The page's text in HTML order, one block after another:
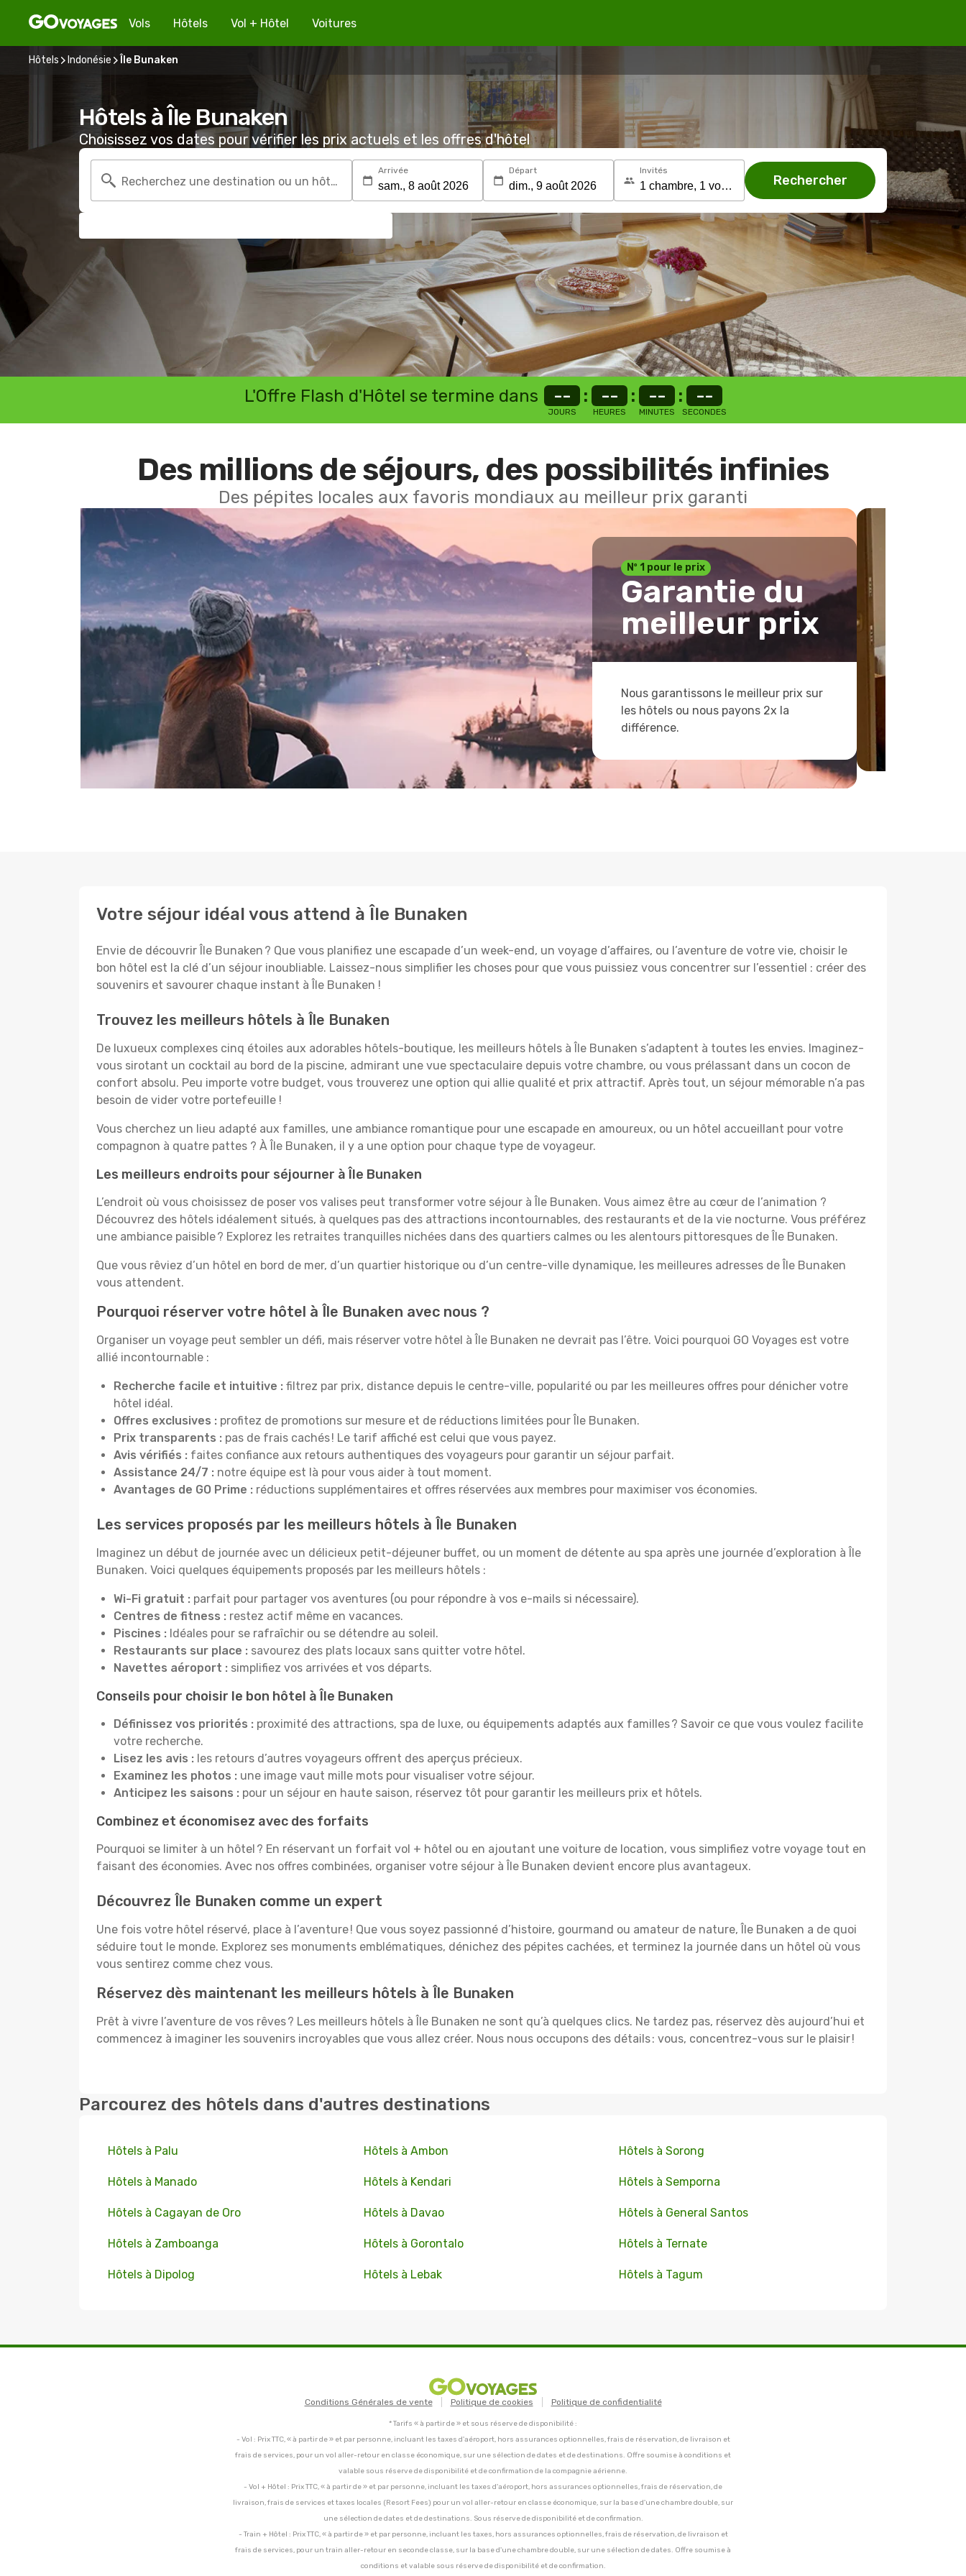
Vols Hôtels Vol + Hôtel Voitures
Hôtels Indonésie Île Bunaken
Hôtels à Île Bunaken
Choisissez vos dates pour vérifier les prix actuels et les offres d'hôtel
Recherchez une destination ou un hôtel
Arrivée Départ Invités
Rechercher
L'Offre Flash d'Hôtel se termine dans --
JOURS
: --
HEURES
: --
MINUTES
: --
SECONDES
Des millions de séjours, des possibilités infinies
Des pépites locales aux favoris mondiaux au meilleur prix garanti
Nº 1 pour le prix
Garantie du
meilleur prix
Nous garantissons le meilleur prix sur
les hôtels ou nous payons 2x la
différence.
Votre séjour idéal vous attend à Île Bunaken
Envie de découvrir Île Bunaken ? Que vous planifiez une escapade d’un week-end, un voyage d’affaires, ou l’aventure de votre vie, choisir le
bon hôtel est la clé d’un séjour inoubliable. Laissez-nous simplifier les choses pour que vous puissiez vous concentrer sur l’essentiel : créer des
souvenirs et savourer chaque instant à Île Bunaken !
Trouvez les meilleurs hôtels à Île Bunaken
De luxueux complexes cinq étoiles aux adorables hôtels-boutique, les meilleurs hôtels à Île Bunaken s’adaptent à toutes les envies. Imaginez-
vous sirotant un cocktail au bord de la piscine, admirant une vue spectaculaire depuis votre chambre, ou vous prélassant dans un cocon de
confort absolu. Peu importe votre budget, vous trouverez une option qui allie qualité et prix attractif. Après tout, un séjour mémorable n’a pas
besoin de vider votre portefeuille !
Vous cherchez un lieu adapté aux familles, une ambiance romantique pour une escapade en amoureux, ou un hôtel accueillant pour votre
compagnon à quatre pattes ? À Île Bunaken, il y a une option pour chaque type de voyageur.
Les meilleurs endroits pour séjourner à Île Bunaken
L’endroit où vous choisissez de poser vos valises peut transformer votre séjour à Île Bunaken. Vous aimez être au cœur de l’animation ?
Découvrez des hôtels idéalement situés, à quelques pas des attractions incontournables, des restaurants et de la vie nocturne. Vous préférez
une ambiance paisible ? Explorez les retraites tranquilles nichées dans des quartiers calmes ou les alentours pittoresques de Île Bunaken.
Que vous rêviez d’un hôtel en bord de mer, d’un quartier historique ou d’un centre-ville dynamique, les meilleures adresses de Île Bunaken
vous attendent.
Pourquoi réserver votre hôtel à Île Bunaken avec nous ?
Organiser un voyage peut sembler un défi, mais réserver votre hôtel à Île Bunaken ne devrait pas l’être. Voici pourquoi GO Voyages est votre
allié incontournable :
Recherche facile et intuitive : filtrez par prix, distance depuis le centre-ville, popularité ou par les meilleures offres pour dénicher votre
hôtel idéal.
Offres exclusives : profitez de promotions sur mesure et de réductions limitées pour Île Bunaken.
Prix transparents : pas de frais cachés ! Le tarif affiché est celui que vous payez.
Avis vérifiés : faites confiance aux retours authentiques des voyageurs pour garantir un séjour parfait.
Assistance 24/7 : notre équipe est là pour vous aider à tout moment.
Avantages de GO Prime : réductions supplémentaires et offres réservées aux membres pour maximiser vos économies.
Les services proposés par les meilleurs hôtels à Île Bunaken
Imaginez un début de journée avec un délicieux petit-déjeuner buffet, ou un moment de détente au spa après une journée d’exploration à Île
Bunaken. Voici quelques équipements proposés par les meilleurs hôtels :
Wi-Fi gratuit : parfait pour partager vos aventures (ou pour répondre à vos e-mails si nécessaire).
Centres de fitness : restez actif même en vacances.
Piscines : Idéales pour se rafraîchir ou se détendre au soleil.
Restaurants sur place : savourez des plats locaux sans quitter votre hôtel.
Navettes aéroport : simplifiez vos arrivées et vos départs.
Conseils pour choisir le bon hôtel à Île Bunaken
Définissez vos priorités : proximité des attractions, spa de luxe, ou équipements adaptés aux familles ? Savoir ce que vous voulez facilite
votre recherche.
Lisez les avis : les retours d’autres voyageurs offrent des aperçus précieux.
Examinez les photos : une image vaut mille mots pour visualiser votre séjour.
Anticipez les saisons : pour un séjour en haute saison, réservez tôt pour garantir les meilleurs prix et hôtels.
Combinez et économisez avec des forfaits
Pourquoi se limiter à un hôtel ? En réservant un forfait vol + hôtel ou en ajoutant une voiture de location, vous simplifiez votre voyage tout en
faisant des économies. Avec nos offres combinées, organiser votre séjour à Île Bunaken devient encore plus avantageux.
Découvrez Île Bunaken comme un expert
Une fois votre hôtel réservé, place à l’aventure ! Que vous soyez passionné d’histoire, gourmand ou amateur de nature, Île Bunaken a de quoi
séduire tout le monde. Explorez ses monuments emblématiques, dénichez des pépites cachées, et terminez la journée dans un hôtel où vous
vous sentirez comme chez vous.
Réservez dès maintenant les meilleurs hôtels à Île Bunaken
Prêt à vivre l’aventure de vos rêves ? Les meilleurs hôtels à Île Bunaken ne sont qu’à quelques clics. Ne tardez pas, réservez dès aujourd’hui et
commencez à imaginer les souvenirs incroyables que vous allez créer. Nous nous occupons des détails : vous, concentrez-vous sur le plaisir !
Parcourez des hôtels dans d'autres destinations
Hôtels à Palu Hôtels à Ambon Hôtels à Sorong
Hôtels à Manado Hôtels à Kendari Hôtels à Semporna
Hôtels à Cagayan de Oro Hôtels à Davao Hôtels à General Santos
Hôtels à Zamboanga Hôtels à Gorontalo Hôtels à Ternate
Hôtels à Dipolog Hôtels à Lebak Hôtels à Tagum
Conditions Générales de vente Politique de cookies Politique de confidentialité
* Tarifs « à partir de » et sous réserve de disponibilité :
- Vol : Prix TTC, « à partir de » et par personne, incluant les taxes d'aéroport, hors assurances optionnelles, frais de réservation, de livraison et
frais de services, pour un vol aller-retour en classe économique, sur une sélection de dates et de destinations. Offre soumise à conditions et
valable sous réserve de disponibilité et de confirmation de la compagnie aérienne.
- Vol + Hôtel : Prix TTC, « à partir de » et par personne, incluant les taxes d'aéroport, hors assurances optionnelles, frais de réservation, de
livraison, frais de services et taxes locales (Resort Fees) pour un vol aller-retour en classe économique, sur la base d'une chambre double, sur
une sélection de dates et de destinations. Sous réserve de disponibilité et de confirmation.
- Train + Hôtel : Prix TTC, « à partir de » et par personne, incluant les taxes, hors assurances optionnelles, frais de réservation, de livraison et
frais de services, pour un train aller-retour en seconde classe, sur la base d'une chambre double, sur une sélection de dates. Offre soumise à
conditions et valable sous réserve de disponibilité et de confirmation.